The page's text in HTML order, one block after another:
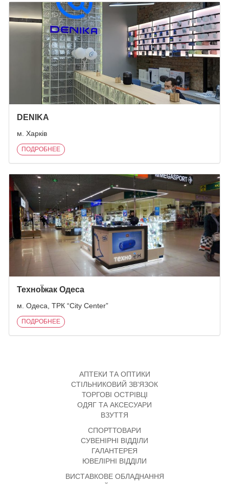
DENIKA
м. Харків
ПОДРОБНЕЕ
ТехноЇжак Одеса
м. Одеса, ТРК “City Center”
ПОДРОБНЕЕ
АПТЕКИ ТА ОПТИКИ
СТІЛЬНИКОВИЙ ЗВ'ЯЗОК
ТОРГОВІ ОСТРІВЦІ
ОДЯГ ТА АКСЕСУАРИ
ВЗУТТЯ
СПОРТТОВАРИ
СУВЕНІРНІ ВІДДІЛИ
ГАЛАНТЕРЕЯ
ЮВЕЛІРНІ ВІДДІЛИ
ВИСТАВКОВЕ ОБЛАДНАННЯ